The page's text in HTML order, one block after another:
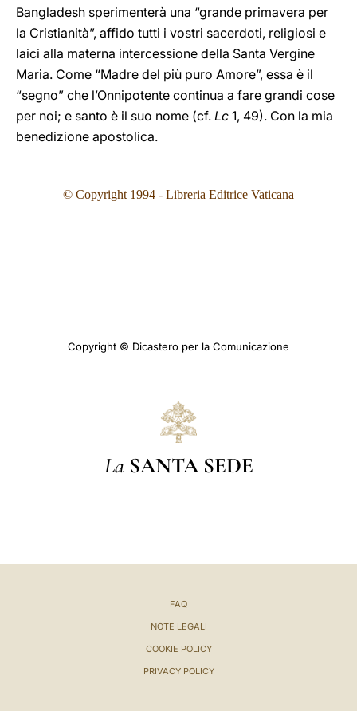
Bangladesh sperimenterà una “grande primavera per
la Cristianità”, affido tutti i vostri sacerdoti, religiosi e
laici alla materna intercessione della Santa Vergine
Maria. Come “Madre del più puro Amore”, essa è il
“segno” che l’Onnipotente continua a fare grandi cose
per noi; e santo è il suo nome (cf. Lc 1, 49). Con la mia
benedizione apostolica.
© Copyright 1994 - Libreria Editrice Vaticana
Copyright © Dicastero per la Comunicazione
La SANTA SEDE
FAQ
NOTE LEGALI
COOKIE POLICY
PRIVACY POLICY